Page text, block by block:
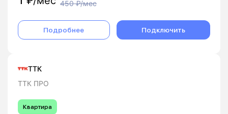
450₽/мес
Подробнее Подключить
ТТК
ТТК ПРО
Квартира